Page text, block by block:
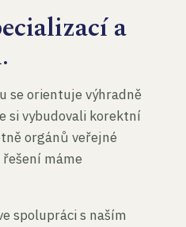
a
se orientuje výhradně
si vybudovali korektní
orgánů veřejné
máme
spolupráci s naším